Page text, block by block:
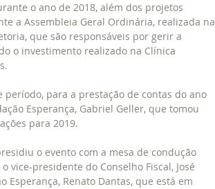
o ano de 2018, além dos projetos
a Assembleia Geral Ordinária, realizada na
que são responsáveis por gerir a
o investimento realizado na Clínica
para a prestação de contas do ano
Esperança, Gabriel Geller, que tomou
para 2019.
o evento com a mesa de condução
vice-presidente do Conselho Fiscal, José
Esperança, Renato Dantas, que está em